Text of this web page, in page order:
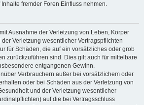
fremder Foren Einfluss nehmen.
Ausnahme der Verletzung von Leben, Körper
Verletzung wesentlicher Vertragspflichten
für Schäden, die auf ein vorsätzliches oder grob
zurückzuführen sind. Dies gilt auch für mittelbare
entgangenen Gewinn.
Verbrauchern außer bei vorsätzlichem oder
oder bei Schäden aus der Verletzung von
und der Verletzung wesentlicher
auf die bei Vertragsschluss